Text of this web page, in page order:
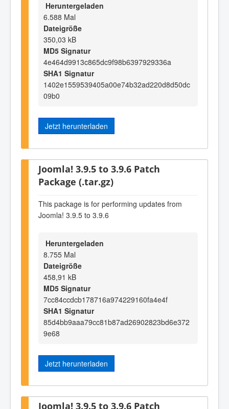
Heruntergeladen
6.588 Mal
Dateigröße
350,03 kB
MD5 Signatur
4e464d9913c865dc9f98b6397929336a
SHA1 Signatur
1402e1559539405a00e74b32ad220d8d50dc
09b0
Jetzt herunterladen
Joomla! 3.9.5 to 3.9.6 Patch
Package (.tar.gz)
This package is for performing updates from
Joomla! 3.9.5 to 3.9.6
Heruntergeladen
8.755 Mal
Dateigröße
458,91 kB
MD5 Signatur
7cc84ccdcb178716a974229160fa4e4f
SHA1 Signatur
85d4bb9aaa79cc81b87ad26902823bd6e372
9e68
Jetzt herunterladen
Joomla! 3.9.5 to 3.9.6 Patch